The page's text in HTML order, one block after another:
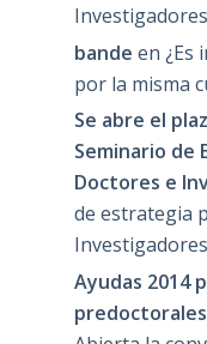
Investigadores
bande en ¿Es
por la misma
Se abre el
Seminario de
Doctores e
de estrategia
Investigadores
Ayudas 2014